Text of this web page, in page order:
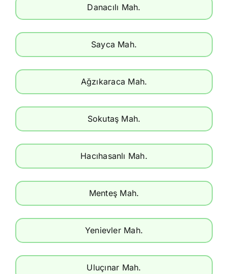
Danacılı Mah.
Sayca Mah.
Ağzıkaraca Mah.
Sokutaş Mah.
Hacıhasanlı Mah.
Menteş Mah.
Yenievler Mah.
Uluçınar Mah.